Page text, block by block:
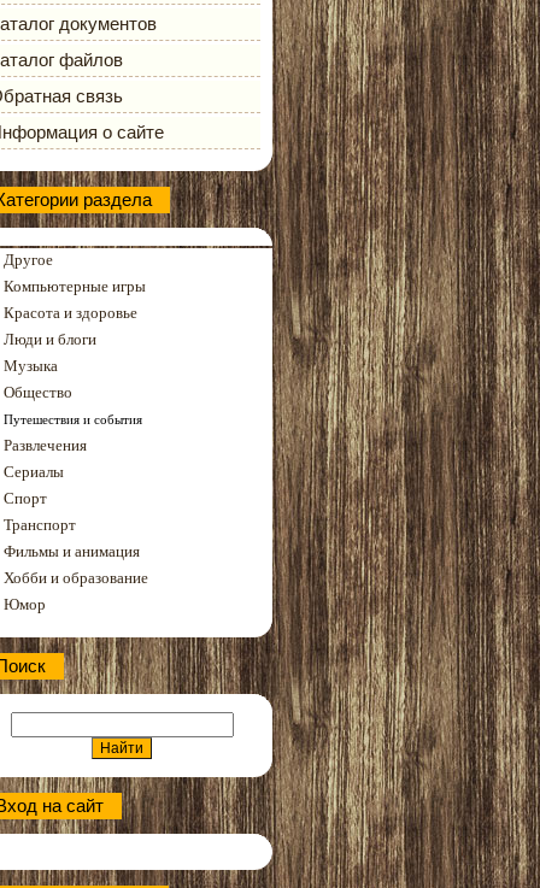
документов
файлов
связь
о сайте
раздела
Другое
Компьютерные игры
Красота и здоровье
Люди и блоги
Музыка
Общество
Путешествия и события
Развлечения
Сериалы
Спорт
Транспорт
Фильмы и анимация
Хобби и образование
Юмор
на сайт